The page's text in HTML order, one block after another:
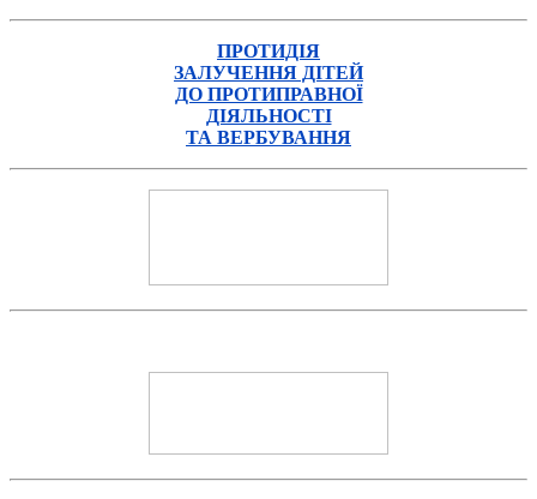
ПРОТИДІЯ
ЗАЛУЧЕННЯ ДІТЕЙ
ДО ПРОТИПРАВНОЇ
ДІЯЛЬНОСТІ
ТА ВЕРБУВАННЯ